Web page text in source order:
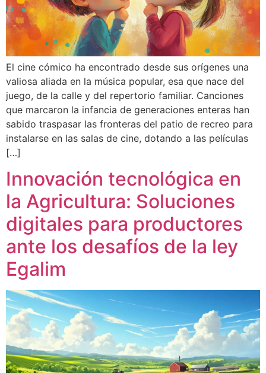
El cine cómico ha encontrado desde sus orígenes una
valiosa aliada en la música popular, esa que nace del
juego, de la calle y del repertorio familiar. Canciones
que marcaron la infancia de generaciones enteras han
sabido traspasar las fronteras del patio de recreo para
instalarse en las salas de cine, dotando a las películas
[…]
Innovación tecnológica en
la Agricultura: Soluciones
digitales para productores
ante los desafíos de la ley
Egalim